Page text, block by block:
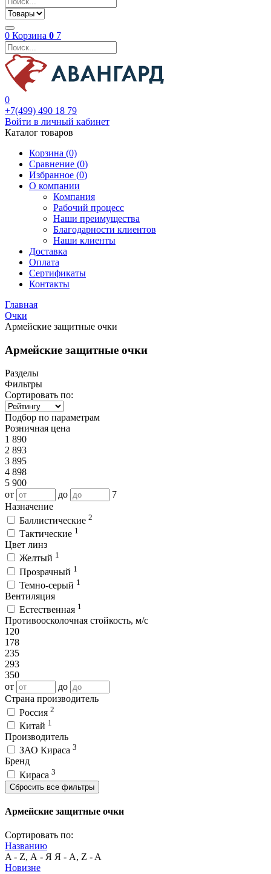
0 Корзина 0 7
0
+7(499) 490 18 79
Войти в личный кабинет
Каталог товаров
Корзина (0)
Сравнение (0)
Избранное (0)
О компании
Компания
Рабочий процесс
Наши преимущества
Благодарности клиентов
Наши клиенты
Доставка
Оплата
Сертификаты
Контакты
Главная
Очки
Армейские защитные очки
Армейские защитные очки
Разделы
Фильтры
Сортировать по:
Подбор по параметрам
Розничная цена
1 890
2 893
3 895
4 898
5 900
от
до
7
Назначение
Баллистические 2
Тактические 1
Цвет линз
Желтый 1
Прозрачный 1
Темно-серый 1
Вентиляция
Естественная 1
Противоосколочная стойкость, м/с
120
178
235
293
350
от
до
Страна производитель
Россия 2
Китай 1
Производитель
ЗАО Кираса 3
Бренд
Кираса 3
Сбросить все фильтры
Армейские защитные очки
Сортировать по:
Названию
A - Z, А - Я Я - А, Z - A
Новизне